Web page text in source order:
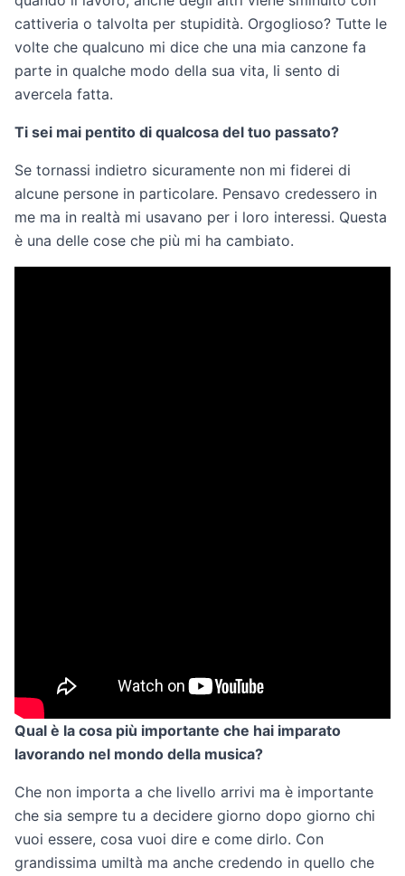
cattiveria o talvolta per stupidità. Orgoglioso? Tutte le
volte che qualcuno mi dice che una mia canzone fa
parte in qualche modo della sua vita, li sento di
avercela fatta.
Ti sei mai pentito di qualcosa del tuo passato?
Se tornassi indietro sicuramente non mi fiderei di
alcune persone in particolare. Pensavo credessero in
me ma in realtà mi usavano per i loro interessi. Questa
è una delle cose che più mi ha cambiato.
Qual è la cosa più importante che hai imparato
lavorando nel mondo della musica?
Che non importa a che livello arrivi ma è importante
che sia sempre tu a decidere giorno dopo giorno chi
vuoi essere, cosa vuoi dire e come dirlo. Con
grandissima umiltà ma anche credendo in quello che